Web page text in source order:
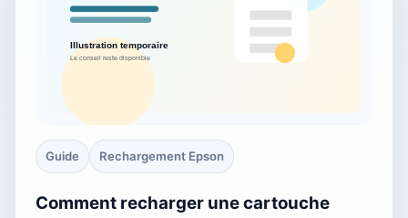
Guide Rechargement Epson
Comment recharger une cartouche